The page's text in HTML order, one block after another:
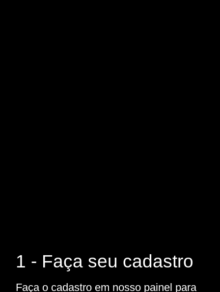
1 - Faça seu cadastro
Faça o cadastro em nosso painel para